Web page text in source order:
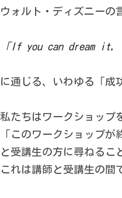
ウォルト・ディズニーの
「If you can dream it,
に通じる、いわゆる「成
私たちはワークショップ
「このワークショップ
と受講生の方に尋ねるこ
これは講師と受講生の間